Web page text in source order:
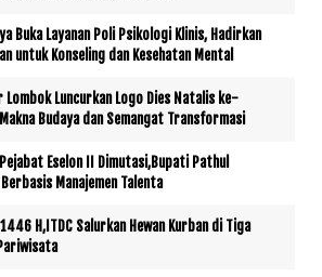
Buka Layanan Poli Psikologi Klinis, Hadirkan
untuk Konseling dan Kesehatan Mental
Lombok Luncurkan Logo Dies Natalis ke-
Budaya dan Semangat Transformasi
Eselon II Dimutasi,Bupati Pathul
Manajemen Talenta
1446 H,ITDC Salurkan Hewan Kurban di Tiga